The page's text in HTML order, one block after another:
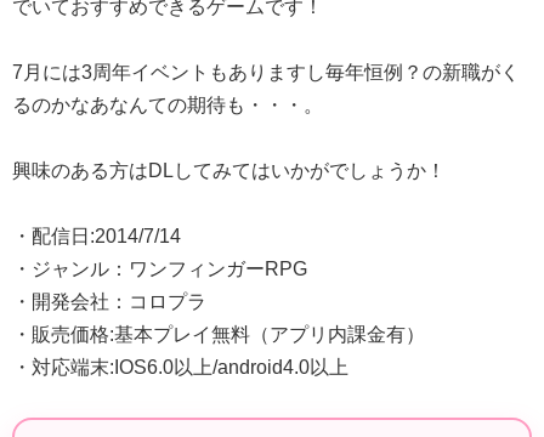
でいておすすめできるゲームです！
7月には3周年イベントもありますし毎年恒例？の新職がく
るのかなあなんての期待も・・・。
興味のある方はDLしてみてはいかがでしょうか！
・配信日:2014/7/14
・ジャンル：ワンフィンガーRPG
・開発会社：コロプラ
・販売価格:基本プレイ無料（アプリ内課金有）
・対応端末:IOS6.0以上/android4.0以上